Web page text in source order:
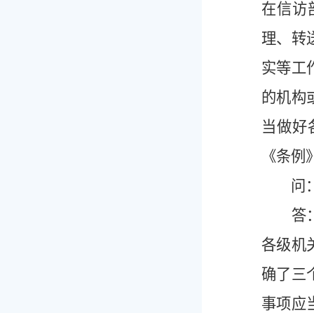
在信访
理、转
实等工
的机构
当做好
《条
问：
答：
各级机
确了三
事项应